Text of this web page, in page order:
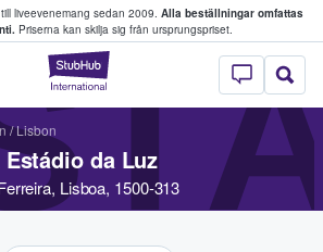
liveevenemang sedan 2009. Alla beställningar omfattas
Priserna kan skilja sig från ursprungspriset.
StubHub – där
biljetter.
/Lisbon
da Luz
Lisboa, 1500-313